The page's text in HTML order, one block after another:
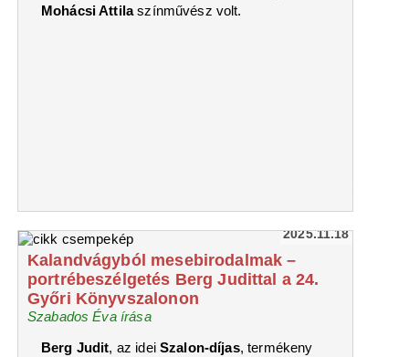
Mohácsi Attilaszínművész volt.
2025.11.18
Kalandvágyból mesebirodalmak –
portrébeszélgetés Berg Judittal a 24.
Győri Könyvszalonon
Szabados Éva írása
Berg Judit, az idei Szalon-díjas, termékeny